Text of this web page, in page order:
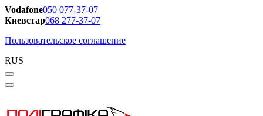
Vodafone050 077-37-07
Киевстар068 277-37-07
Пользовательское соглашение
RUS